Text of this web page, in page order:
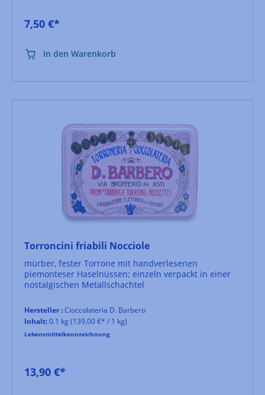
7,50 €*
In den Warenkorb
Torroncini friabili Nocciole
mürber, fester Torrone mit handverlesenen
piemonteser Haselnüssen; einzeln verpackt in einer
nostalgischen Metallschachtel
Hersteller :Cioccolateria D. Barbero
Inhalt:0.1 kg (139,00 €* / 1 kg)
Lebensmittelkennzeichnung
13,90 €*